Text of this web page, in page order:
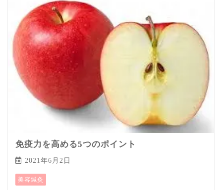
免疫力を高める5つのポイント
2021年6月2日
美容鍼灸